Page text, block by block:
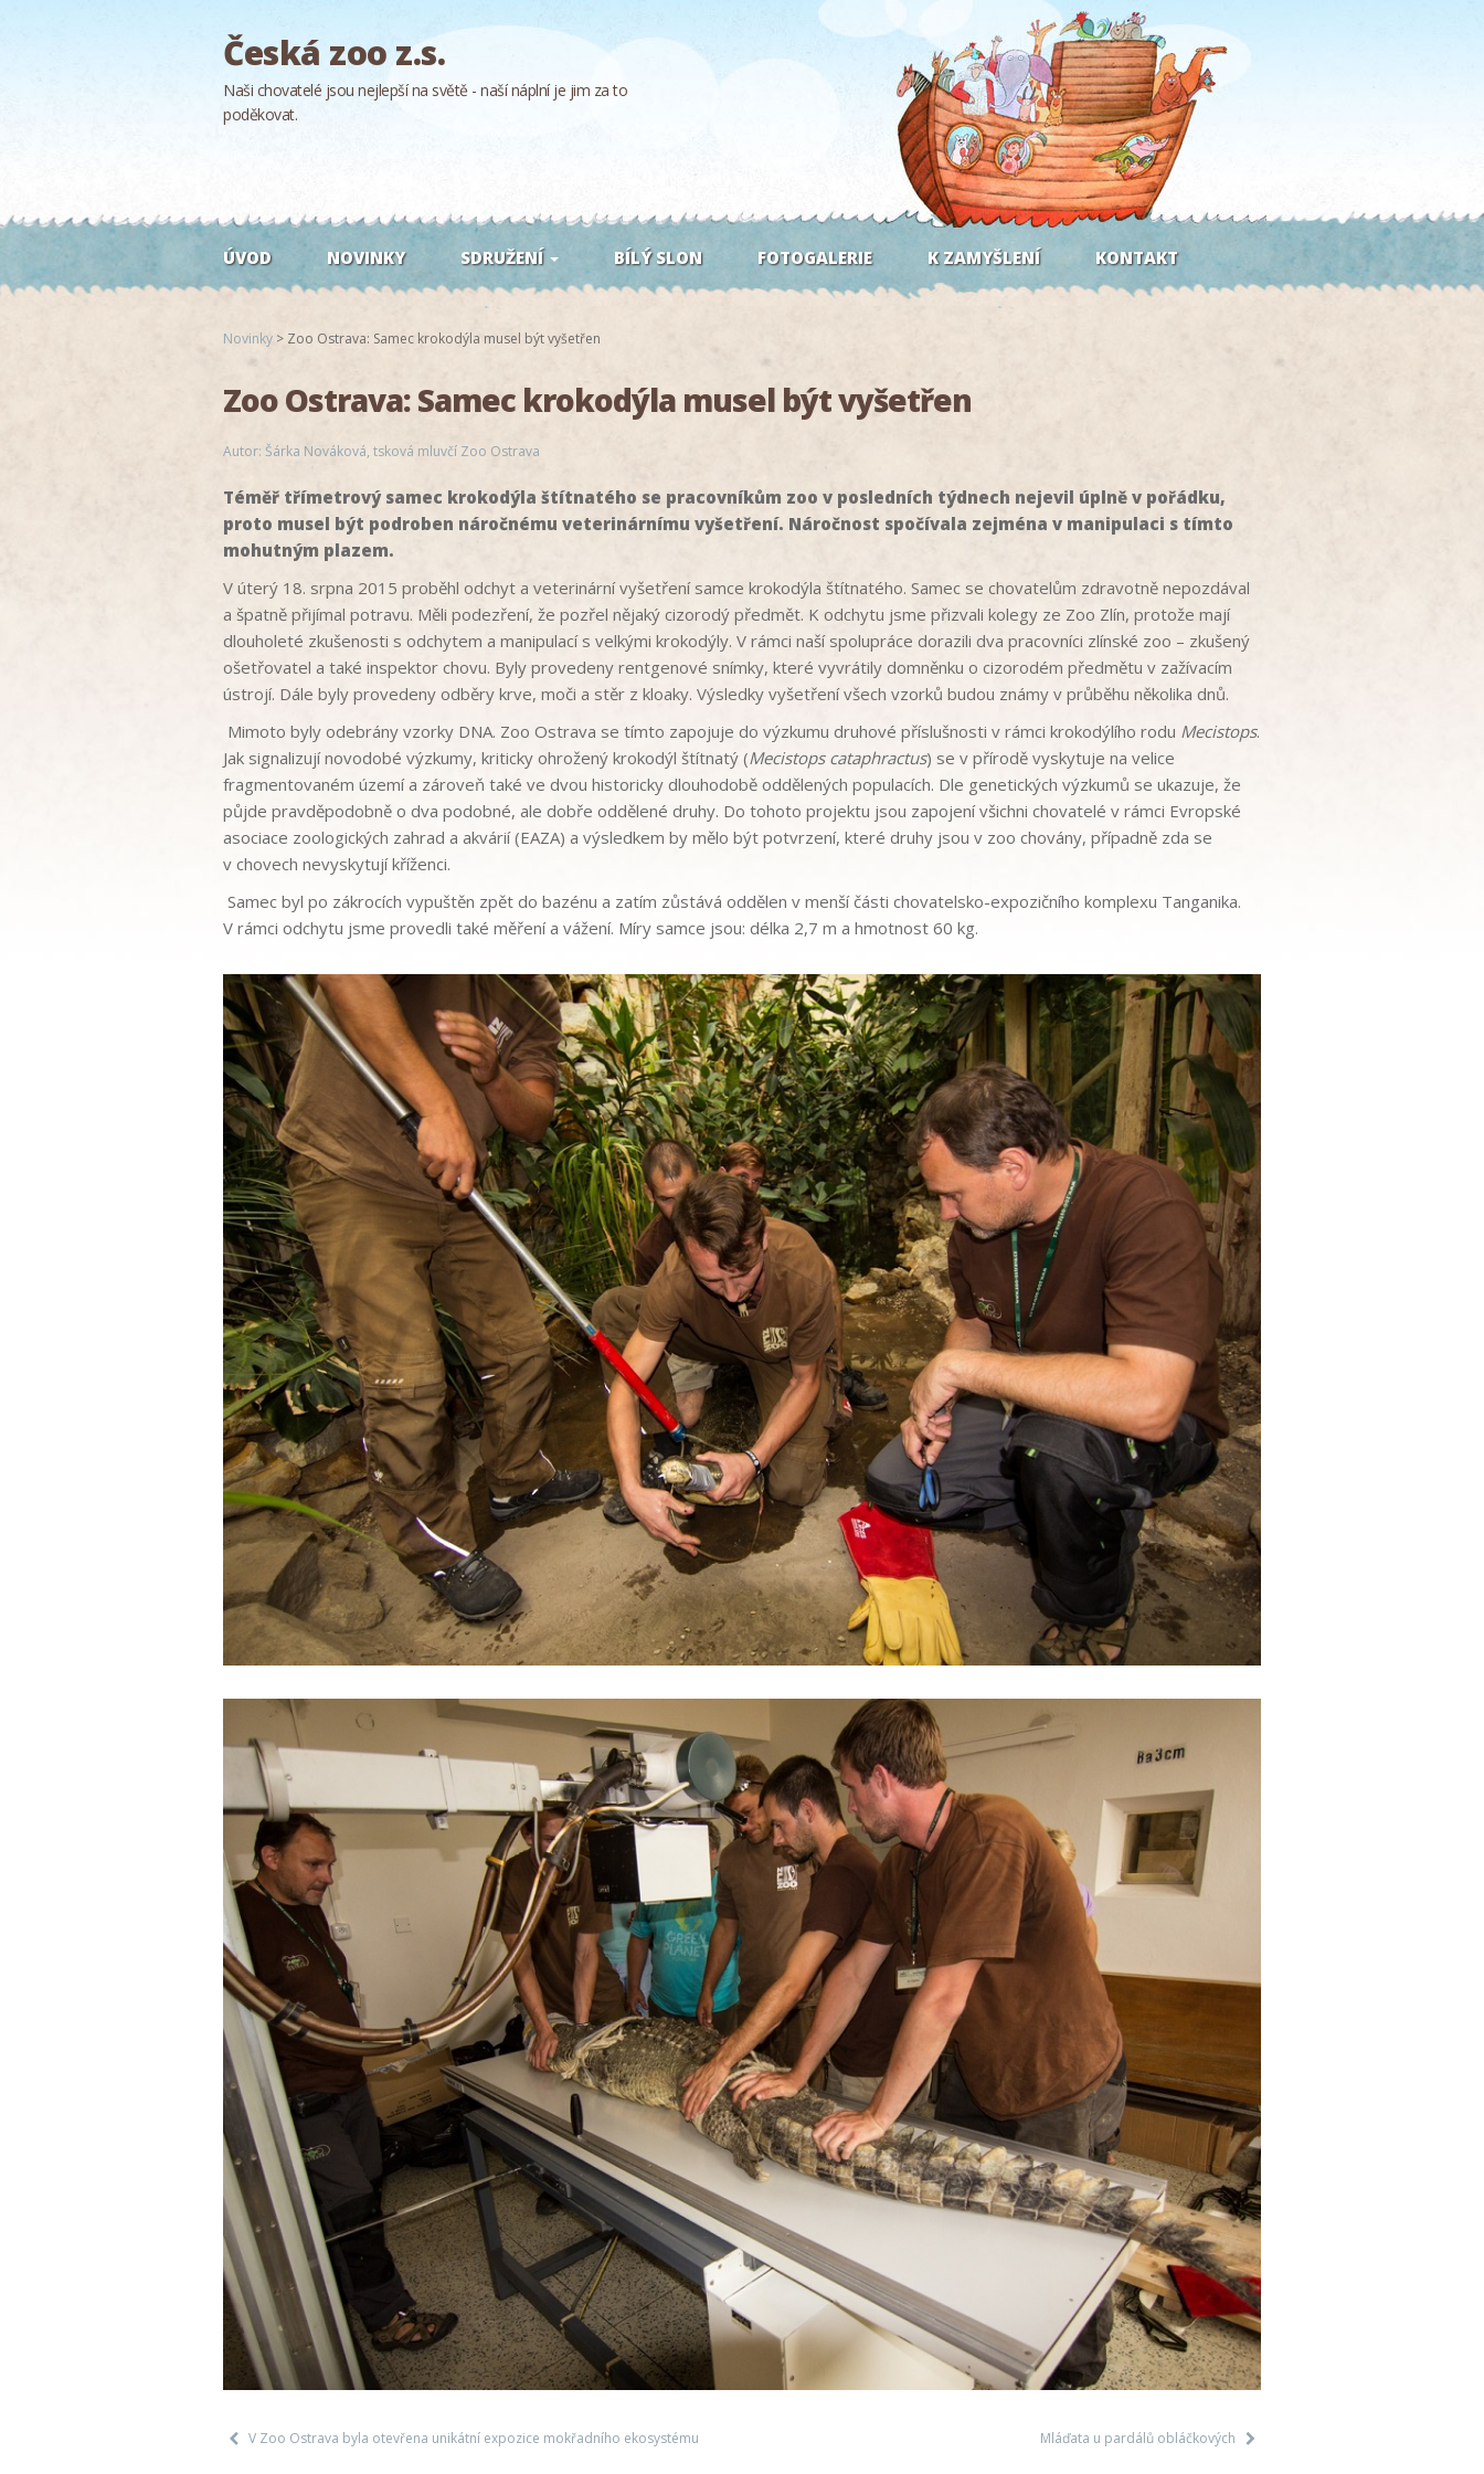
Česká zoo z.s.
Naši chovatelé jsou nejlepší na světě - naší náplní je jim za to
poděkovat.
ÚVOD NOVINKY SDRUŽENÍ BÍLÝ SLON FOTOGALERIE K ZAMYŠLENÍ KONTAKT
Novinky > Zoo Ostrava: Samec krokodýla musel být vyšetřen
Zoo Ostrava: Samec krokodýla musel být vyšetřen
Autor: Šárka Nováková, tsková mluvčí Zoo Ostrava
Téměř třímetrový samec krokodýla štítnatého se pracovníkům zoo v posledních týdnech nejevil úplně v pořádku,
proto musel být podroben náročnému veterinárnímu vyšetření. Náročnost spočívala zejména v manipulaci s tímto
mohutným plazem.
V úterý 18. srpna 2015 proběhl odchyt a veterinární vyšetření samce krokodýla štítnatého. Samec se chovatelům zdravotně nepozdával
a špatně přijímal potravu. Měli podezření, že pozřel nějaký cizorodý předmět. K odchytu jsme přizvali kolegy ze Zoo Zlín, protože mají
dlouholeté zkušenosti s odchytem a manipulací s velkými krokodýly. V rámci naší spolupráce dorazili dva pracovníci zlínské zoo – zkušený
ošetřovatel a také inspektor chovu. Byly provedeny rentgenové snímky, které vyvrátily domněnku o cizorodém předmětu v zažívacím
ústrojí. Dále byly provedeny odběry krve, moči a stěr z kloaky. Výsledky vyšetření všech vzorků budou známy v průběhu několika dnů.
Mimoto byly odebrány vzorky DNA. Zoo Ostrava se tímto zapojuje do výzkumu druhové příslušnosti v rámci krokodýlího rodu Mecistops.
Jak signalizují novodobé výzkumy, kriticky ohrožený krokodýl štítnatý (Mecistops cataphractus) se v přírodě vyskytuje na velice
fragmentovaném území a zároveň také ve dvou historicky dlouhodobě oddělených populacích. Dle genetických výzkumů se ukazuje, že
půjde pravděpodobně o dva podobné, ale dobře oddělené druhy. Do tohoto projektu jsou zapojení všichni chovatelé v rámci Evropské
asociace zoologických zahrad a akvárií (EAZA) a výsledkem by mělo být potvrzení, které druhy jsou v zoo chovány, případně zda se
v chovech nevyskytují kříženci.
Samec byl po zákrocích vypuštěn zpět do bazénu a zatím zůstává oddělen v menší části chovatelsko-expozičního komplexu Tanganika.
V rámci odchytu jsme provedli také měření a vážení. Míry samce jsou: délka 2,7 m a hmotnost 60 kg.
V Zoo Ostrava byla otevřena unikátní expozice mokřadního ekosystému Mláďata u pardálů obláčkových